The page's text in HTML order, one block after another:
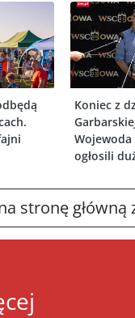
Koniec z
ogłosili
stronę główną